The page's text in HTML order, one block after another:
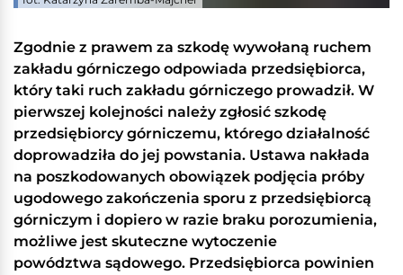
Zgodnie z prawem za szkodę wywołaną ruchem
zakładu górniczego odpowiada przedsiębiorca,
który taki ruch zakładu górniczego prowadził. W
pierwszej kolejności należy zgłosić szkodę
przedsiębiorcy górniczemu, którego działalność
doprowadziła do jej powstania. Ustawa nakłada
na poszkodowanych obowiązek podjęcia próby
ugodowego zakończenia sporu z przedsiębiorcą
górniczym i dopiero w razie braku porozumienia,
możliwe jest skuteczne wytoczenie
powództwa sądowego. Przedsiębiorca powinien